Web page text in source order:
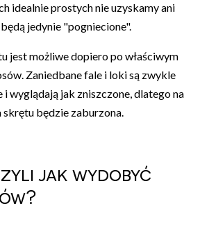
idealnie prostych nie uzyskamy ani
jedynie "pogniecione".
jest możliwe dopiero po właściwym
Zaniedbane fale i loki są zwykle
i wyglądają jak zniszczone, dlatego na
skrętu będzie zaburzona.
jak wydobyć